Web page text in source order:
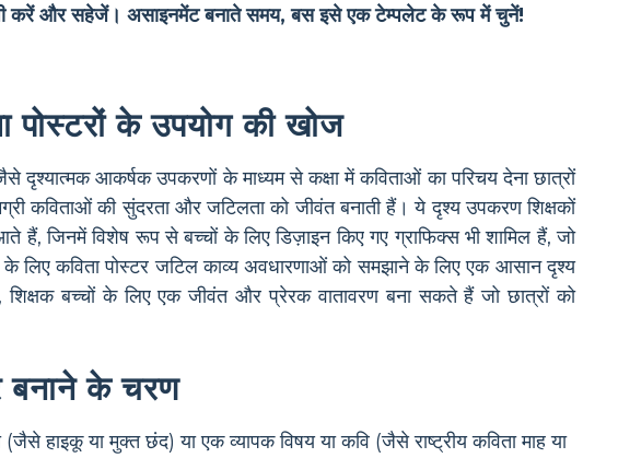
करें और सहेजें। असाइनमेंट बनाते समय, बस इसे एक टेम्पलेट के रूप में चुनें!
पोस्टरों के उपयोग की खोज
दृश्यात्मक आकर्षक उपकरणों के माध्यम से कक्षा में कविताओं का परिचय देना छात्रों
कविताओं की सुंदरता और जटिलता को जीवंत बनाती हैं। ये दृश्य उपकरण शिक्षकों
जिनमें विशेष रूप से बच्चों के लिए डिज़ाइन किए गए ग्राफिक्स भी शामिल हैं, जो
लिए कविता पोस्टर जटिल काव्य अवधारणाओं को समझाने के लिए एक आसान दृश्य
बच्चों के लिए एक जीवंत और प्रेरक वातावरण बना सकते हैं जो छात्रों को
बनाने के चरण
हाइकू या मुक्त छंद) या एक व्यापक विषय या कवि (जैसे राष्ट्रीय कविता माह या